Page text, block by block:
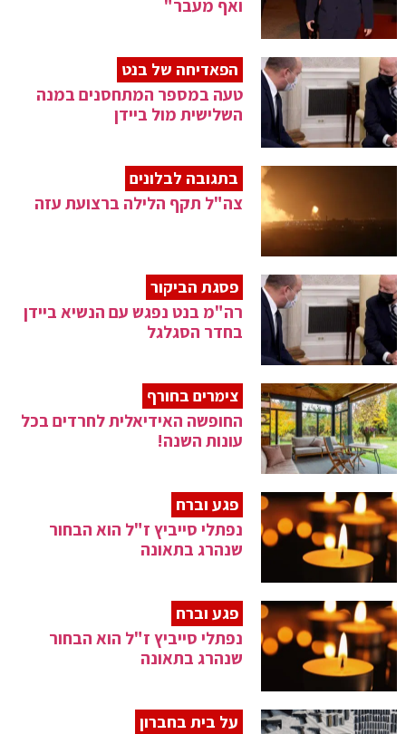
ואף מעבר"
הפאדיחה של בנט
טעה במספר המתחסנים במנה
השלישית מול ביידן
בתגובה לבלונים
צה"ל תקף הלילה ברצועת עזה
פסגת הביקור
רה"מ בנט נפגש עם הנשיא ביידן
בחדר הסגלגל
צימרים בחורף
החופשה האידיאלית לחרדים בכל
עונות השנה!
פגע וברח
נפתלי סייביץ ז"ל הוא הבחור
שנהרג בתאונה
פגע וברח
נפתלי סייביץ ז"ל הוא הבחור
שנהרג בתאונה
על בית בחברון